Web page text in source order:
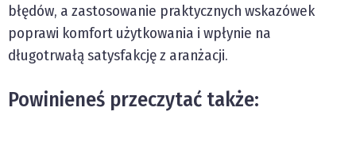
błędów, a zastosowanie praktycznych wskazówek
poprawi komfort użytkowania i wpłynie na
długotrwałą satysfakcję z aranżacji.
Powinieneś przeczytać także: